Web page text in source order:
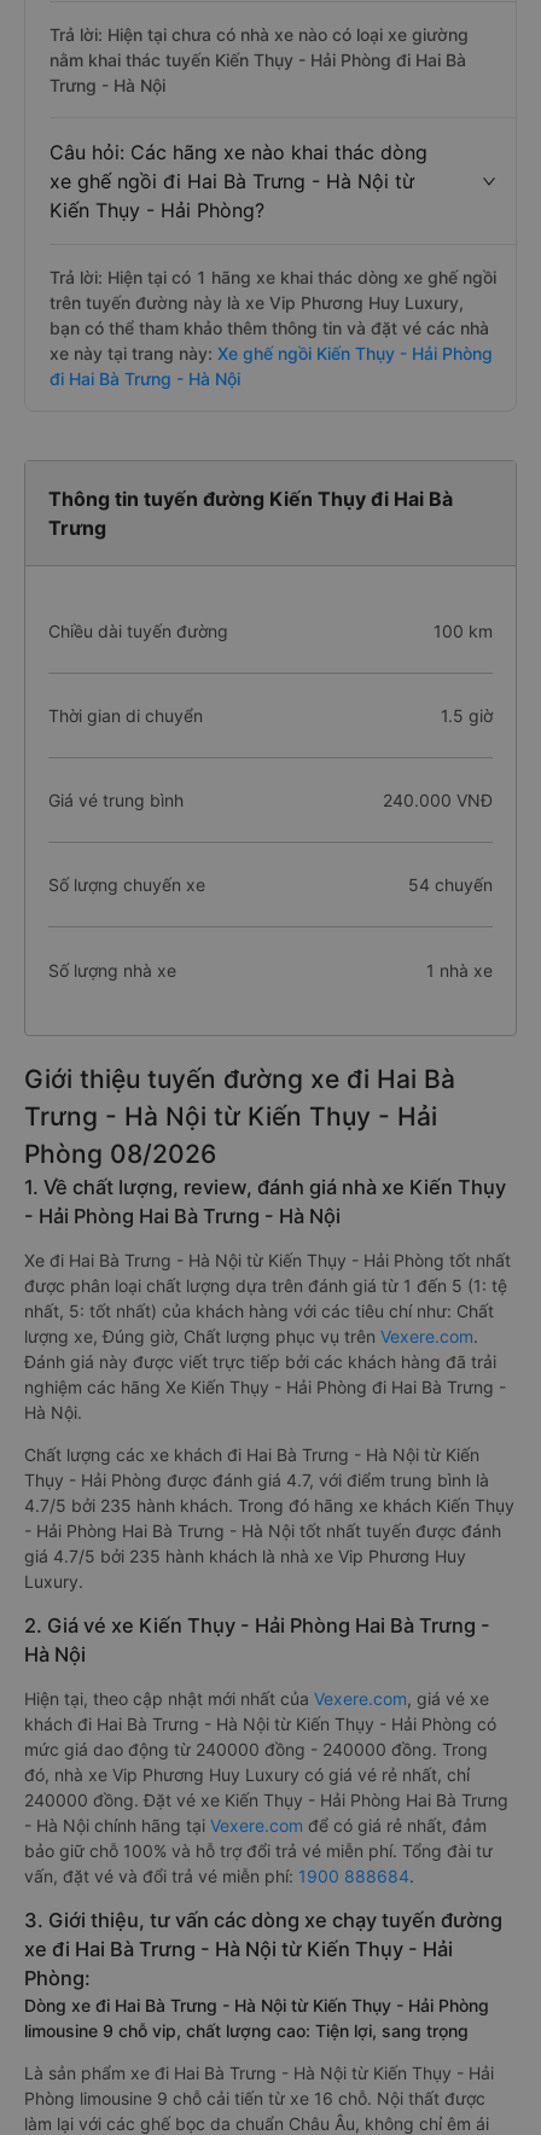
Trả lời: Hiện tại chưa có nhà xe nào có loại xe giường
nằm khai thác tuyến Kiến Thụy - Hải Phòng đi Hai Bà
Trưng - Hà Nội
Câu hỏi: Các hãng xe nào khai thác dòng
xe ghế ngồi đi Hai Bà Trưng - Hà Nội từ
Kiến Thụy - Hải Phòng?
Trả lời: Hiện tại có 1 hãng xe khai thác dòng xe ghế ngồi
trên tuyến đường này là xe Vip Phương Huy Luxury,
bạn có thể tham khảo thêm thông tin và đặt vé các nhà
xe này tại trang này: Xe ghế ngồi Kiến Thụy - Hải Phòng
đi Hai Bà Trưng - Hà Nội
Thông tin tuyến đường Kiến Thụy đi Hai Bà
Trưng
Chiều dài tuyến đường 100 km
Thời gian di chuyển 1.5 giờ
Giá vé trung bình 240.000 VNĐ
Số lượng chuyến xe 54 chuyến
Số lượng nhà xe 1 nhà xe
Giới thiệu tuyến đường xe đi Hai Bà
Trưng - Hà Nội từ Kiến Thụy - Hải
Phòng 08/2026
1. Về chất lượng, review, đánh giá nhà xe Kiến Thụy
- Hải Phòng Hai Bà Trưng - Hà Nội
Xe đi Hai Bà Trưng - Hà Nội từ Kiến Thụy - Hải Phòng tốt nhất
được phân loại chất lượng dựa trên đánh giá từ 1 đến 5 (1: tệ
nhất, 5: tốt nhất) của khách hàng với các tiêu chí như: Chất
lượng xe, Đúng giờ, Chất lượng phục vụ trên Vexere.com.
Đánh giá này được viết trực tiếp bởi các khách hàng đã trải
nghiệm các hãng Xe Kiến Thụy - Hải Phòng đi Hai Bà Trưng -
Hà Nội.
Chất lượng các xe khách đi Hai Bà Trưng - Hà Nội từ Kiến
Thụy - Hải Phòng được đánh giá 4.7, với điểm trung bình là
4.7/5 bởi 235 hành khách. Trong đó hãng xe khách Kiến Thụy
- Hải Phòng Hai Bà Trưng - Hà Nội tốt nhất tuyến được đánh
giá 4.7/5 bởi 235 hành khách là nhà xe Vip Phương Huy
Luxury.
2. Giá vé xe Kiến Thụy - Hải Phòng Hai Bà Trưng -
Hà Nội
Hiện tại, theo cập nhật mới nhất của Vexere.com, giá vé xe
khách đi Hai Bà Trưng - Hà Nội từ Kiến Thụy - Hải Phòng có
mức giá dao động từ 240000 đồng - 240000 đồng. Trong
đó, nhà xe Vip Phương Huy Luxury có giá vé rẻ nhất, chỉ
240000 đồng. Đặt vé xe Kiến Thụy - Hải Phòng Hai Bà Trưng
- Hà Nội chính hãng tại Vexere.com để có giá rẻ nhất, đảm
bảo giữ chỗ 100% và hỗ trợ đổi trả vé miễn phí. Tổng đài tư
vấn, đặt vé và đổi trả vé miễn phí: 1900 888684.
3. Giới thiệu, tư vấn các dòng xe chạy tuyến đường
xe đi Hai Bà Trưng - Hà Nội từ Kiến Thụy - Hải
Phòng:
Dòng xe đi Hai Bà Trưng - Hà Nội từ Kiến Thụy - Hải Phòng
limousine 9 chỗ vip, chất lượng cao: Tiện lợi, sang trọng
Là sản phẩm xe đi Hai Bà Trưng - Hà Nội từ Kiến Thụy - Hải
Phòng limousine 9 chỗ cải tiến từ xe 16 chỗ. Nội thất được
làm lại với các ghế bọc da chuẩn Châu Âu, không chỉ êm ái